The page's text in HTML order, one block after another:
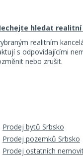
hledat realitní
realitním
s odpovídajícími
nebo zrušit.
Prodej bytů Srbsko
Prodej pozemků Srbsko
Prodej ostatních